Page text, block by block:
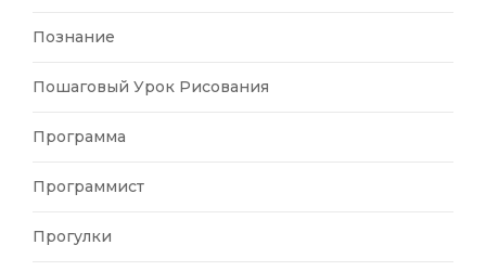
Познание
Пошаговый Урок Рисования
Программа
Программист
Прогулки